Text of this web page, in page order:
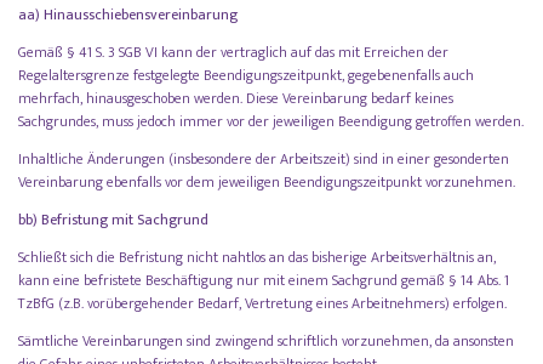
aa) Hinausschiebensvereinbarung
Gemäß § 41 S. 3 SGB VI kann der vertraglich auf das mit Erreichen der
Regelaltersgrenze festgelegte Beendigungszeitpunkt, gegebenenfalls auch
mehrfach, hinausgeschoben werden. Diese Vereinbarung bedarf keines
Sachgrundes, muss jedoch immer vor der jeweiligen Beendigung getroffen werden.
Inhaltliche Änderungen (insbesondere der Arbeitszeit) sind in einer gesonderten
Vereinbarung ebenfalls vor dem jeweiligen Beendigungszeitpunkt vorzunehmen.
bb) Befristung mit Sachgrund
Schließt sich die Befristung nicht nahtlos an das bisherige Arbeitsverhältnis an,
kann eine befristete Beschäftigung nur mit einem Sachgrund gemäß § 14 Abs. 1
TzBfG (z.B. vorübergehender Bedarf, Vertretung eines Arbeitnehmers) erfolgen.
Sämtliche Vereinbarungen sind zwingend schriftlich vorzunehmen, da ansonsten